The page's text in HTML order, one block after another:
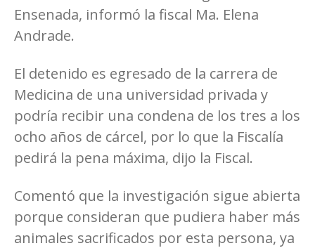
Ensenada, informó la fiscal Ma. Elena
Andrade.
El detenido es egresado de la carrera de
Medicina de una universidad privada y
podría recibir una condena de los tres a los
ocho años de cárcel, por lo que la Fiscalía
pedirá la pena máxima, dijo la Fiscal.
Comentó que la investigación sigue abierta
porque consideran que pudiera haber más
animales sacrificados por esta persona, ya